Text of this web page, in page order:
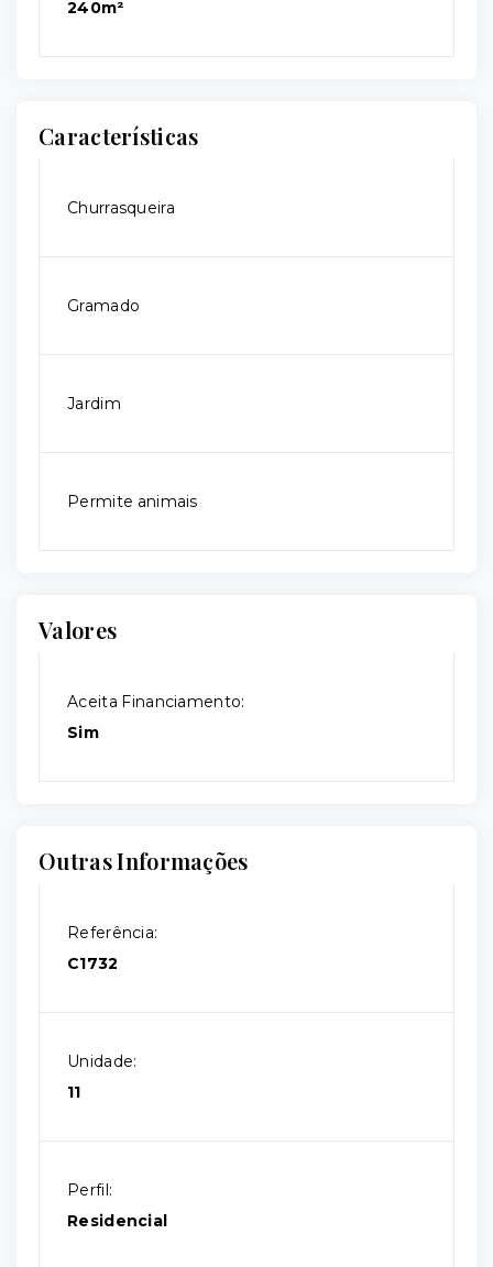
240m²
Características
Churrasqueira
Gramado
Jardim
Permite animais
Valores
Aceita Financiamento:
Sim
Outras Informações
Referência:
C1732
Unidade:
11
Perfil:
Residencial